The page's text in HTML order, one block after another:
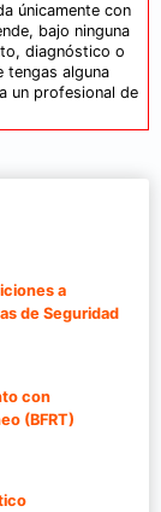
únicamente con
bajo ninguna
diagnóstico o
tengas alguna
un profesional de
a
de Seguridad
con
(BFRT)